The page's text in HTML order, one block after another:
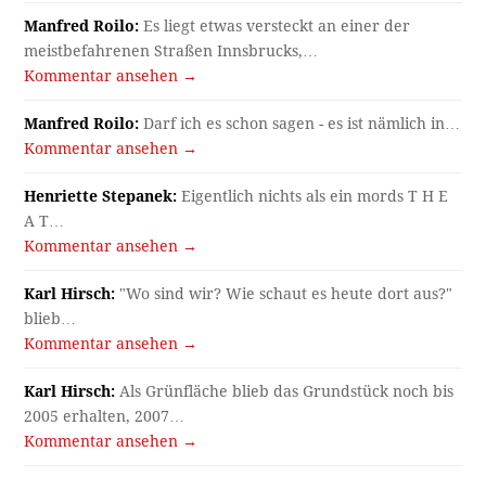
Manfred Roilo: Es liegt etwas versteckt an einer der
meistbefahrenen Straßen Innsbrucks,…
Kommentar ansehen →
Manfred Roilo: Darf ich es schon sagen - es ist nämlich in…
Kommentar ansehen →
Henriette Stepanek: Eigentlich nichts als ein mords T H E
A T…
Kommentar ansehen →
Karl Hirsch: "Wo sind wir? Wie schaut es heute dort aus?"
blieb…
Kommentar ansehen →
Karl Hirsch: Als Grünfläche blieb das Grundstück noch bis
2005 erhalten, 2007…
Kommentar ansehen →